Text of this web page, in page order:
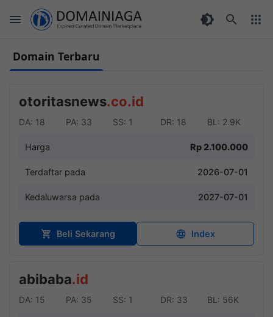
Domain Terbaru
otoritasnews.co.id
DA: 18 PA: 33 SS: 1 DR: 18 BL: 2.9K
Harga Rp 2.100.000
Terdaftar pada 2026-07-01
Kedaluwarsa pada 2027-07-01
Beli Sekarang Index
abibaba.id
DA: 15 PA: 35 SS: 1 DR: 33 BL: 56K